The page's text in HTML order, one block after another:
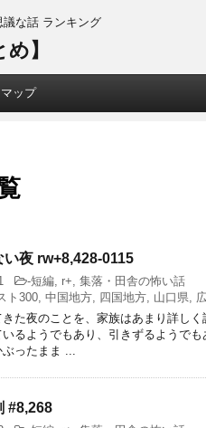
な話 ランキング
】
ップ
い夜 rw+8,428-0115
-短編, r+, 集落・田舎の怖い話
ト300, 中国地方, 四国地方, 山口県,
た夜のことを、家族はあまり詳し
るようでもあり、引きずるようで
ったまま ...
#8,268